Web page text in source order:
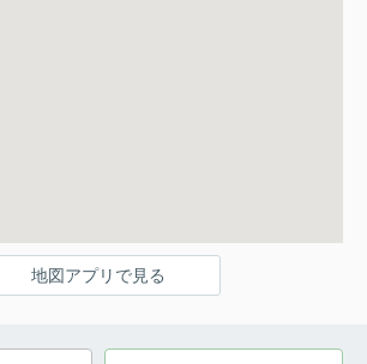
地図アプリで見る